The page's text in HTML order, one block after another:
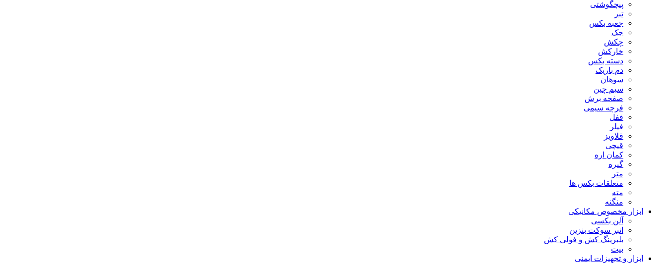
پیچگوشتی
تبر
جعبه بکس
جک
چکش
خارکش
دسته بکس
دم باریک
سوهان
سیم چین
صفحه برش
فرچه سیمی
ففل
فیلر
قلاویز
قیچی
کمان اره
گیره
متر
متعلقات بکس ها
مته
منگنه
ابزار مخصوص مکانیکی
آلن بکسی
انبر سوکت بنزین
بلبرینگ کش و فولی کش
بیت
ابزار و تجهیزات ایمنی